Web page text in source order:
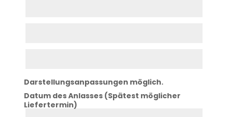
Darstellungsanpassungen möglich.
Datum des Anlasses (Spätest möglicher
Liefertermin)